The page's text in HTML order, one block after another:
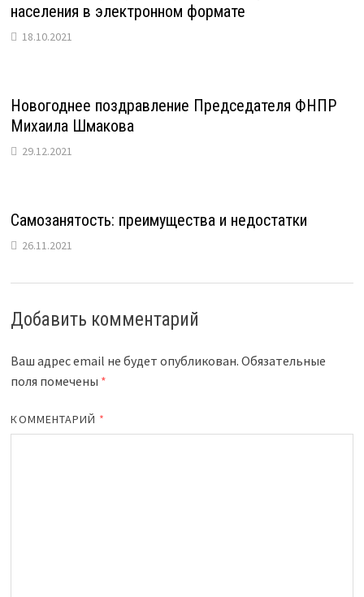
населения в электронном формате
18.10.2021
Новогоднее поздравление Председателя ФНПР
Михаила Шмакова
29.12.2021
Самозанятость: преимущества и недостатки
26.11.2021
Добавить комментарий
Ваш адрес email не будет опубликован. Обязательные
поля помечены *
КОММЕНТАРИЙ *